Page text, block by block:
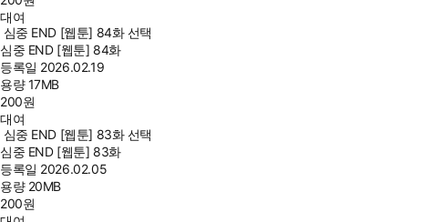
대여
심중 END [웹툰] 84화 선택
심중 END [웹툰] 84화
등록일 2026.02.19
용량17MB
200원
대여
심중 END [웹툰] 83화 선택
심중 END [웹툰] 83화
등록일 2026.02.05
용량 20MB
200원